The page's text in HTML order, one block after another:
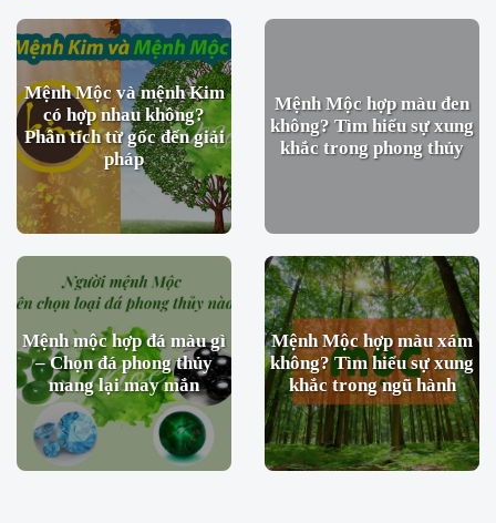
Mệnh Mộc và mệnh Kim
có hợp nhau không?
Phân tích từ gốc đến giải
pháp
Mệnh Mộc hợp màu đen
không? Tìm hiểu sự xung
khắc trong phong thủy
Mệnh mộc hợp đá màu gì
– Chọn đá phong thủy
mang lại may mắn
Mệnh Mộc hợp màu xám
không? Tìm hiểu sự xung
khắc trong ngũ hành